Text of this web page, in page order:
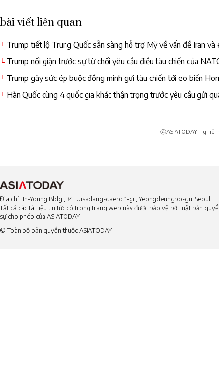
bài viết liên quan
└ Trump tiết lộ Trung Quốc sẵn sàng hỗ trợ Mỹ về vấn đề Iran và
└ Trump nổi giận trước sự từ chối yêu cầu điều tàu chiến của
└ Trump gây sức ép buộc đồng minh gửi tàu chiến tới eo biển
độ thận trọng
└ Hàn Quốc cùng 4 quốc gia khác thận trọng trước yêu cầu gửi
ⓒASIATODAY,
Địa chỉ : In-Young Bldg., 34, Uisadang-daero 1-gil, Yeongdeungpo-gu, Seoul
Tất cả các tài liệu tin tức có trong trang web này được bảo vệ bởi luật bản
sự cho phép của ASIATODAY
© Toàn bộ bản quyền thuộc ASIATODAY